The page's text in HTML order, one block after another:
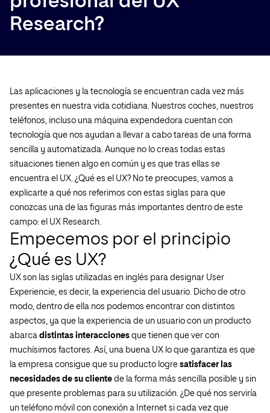
Research?
Las aplicaciones y la tecnología se encuentran cada vez más
presentes en nuestra vida cotidiana. Nuestros coches, nuestros
teléfonos, incluso una máquina expendedora cuentan con
tecnología que nos ayudan a llevar a cabo tareas de una forma
sencilla y automatizada. Aunque no lo creas todas estas
situaciones tienen algo en común y es que tras ellas se
encuentra el UX. ¿Qué es el UX? No te preocupes, vamos a
explicarte a qué nos referimos con estas siglas para que
conozcas una de las figuras más importantes dentro de este
campo: el UX Research.
Empecemos por el principio
¿Qué es UX?
UX son las siglas utilizadas en inglés para designar User
Experiencie, es decir, la experiencia del usuario. Dicho de otro
modo, dentro de ella nos podemos encontrar con distintos
aspectos, ya que la experiencia de un usuario con un producto
abarca distintas interacciones que tienen que ver con
muchísimos factores. Así, una buena UX lo que garantiza es que
la empresa consigue que su producto logre satisfacer las
necesidades de su cliente de la forma más sencilla posible y sin
que presente problemas para su utilización. ¿De qué nos serviría
un teléfono móvil con conexión a Internet si cada vez que